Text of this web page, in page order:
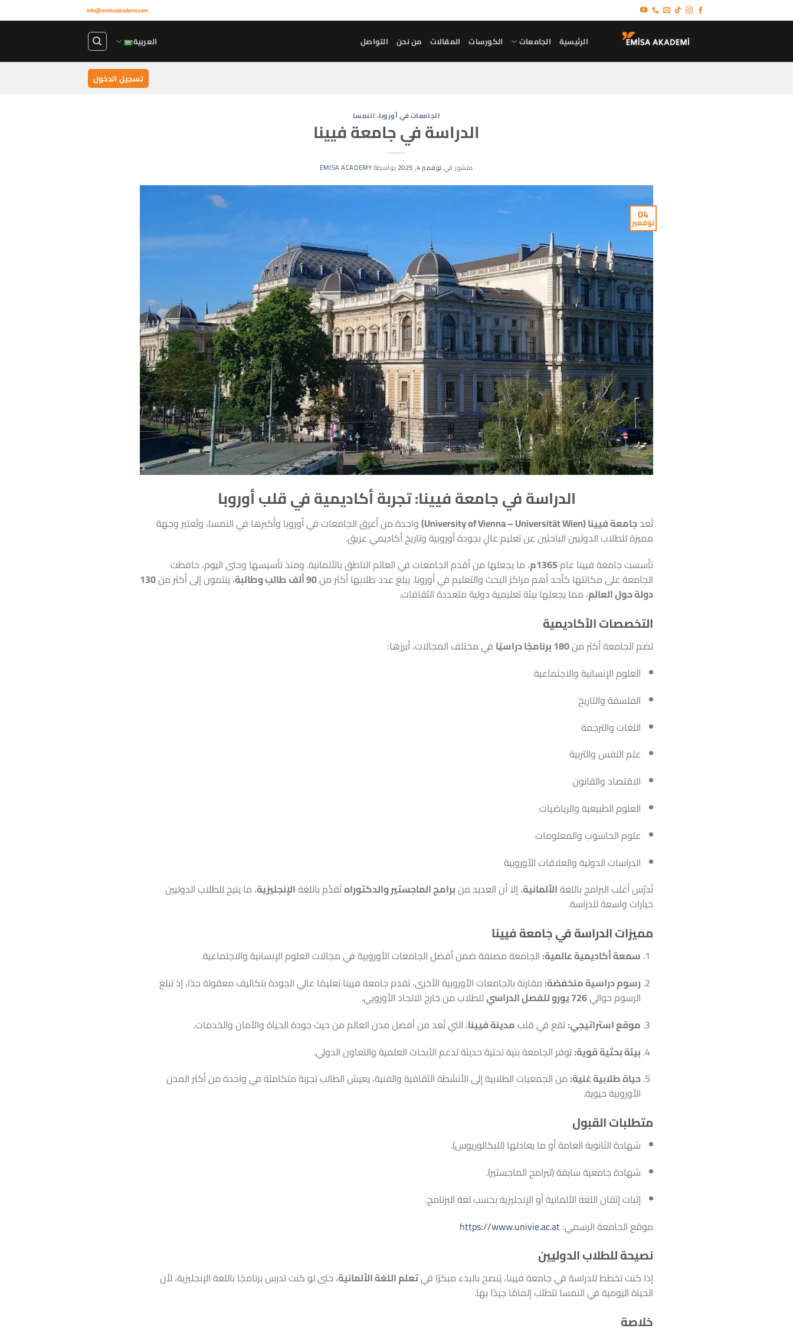
للمحتوى
info@emisaakademi.com
الرئيسية الجامعات الكورسات المقالات من نحن التواصل العربية
تسجيل الدخول
الجامعات في أوروبا،النمسا
الدراسة في جامعة فيينا
منشور في نوفمبر 4, 2025 بواسطةEMISA ACADEMY
04
نوفمبر
الدراسة في جامعة فيينا: تجربة أكاديمية في قلب أوروبا
تُعدجامعة فيينا (University of Vienna – Universität Wien)
واحدة من أعرق الجامعات في أوروبا وأكبرها في النمسا، وتُعتبر وجهة
مميزة للطلاب الدوليين الباحثين عن تعليم عالٍ بجودة أوروبية وتاريخ أكاديمي عريق.
تأسست جامعة فيينا عام1365م ، ما يجعلها من أقدم الجامعات في العالم الناطق بالألمانية. ومنذ تأسيسها وحتى اليوم، حافظت
الجامعة على مكانتها كأحد أهم مراكز البحث والتعليم في أوروبا. يبلغ عدد طلابها أكثر من90 ألف طالب وطالبة ، ينتمون إلى أكثر من130
دولة حول العالم، مما يجعلها بيئة تعليمية دولية متعددة الثقافات.
التخصصات الأكاديمية
تضم الجامعة أكثر من180 برنامجًا دراسيًا
في مختلف المجالات، أبرزها:
العلوم الإنسانية والاجتماعية
الفلسفة والتاريخ
اللغات والترجمة
علم النفس والتربية
الاقتصاد والقانون
العلوم الطبيعية والرياضيات
علوم الحاسوب والمعلومات
الدراسات الدولية والعلاقات الأوروبية
تُدرّس أغلب البرامج باللغةالألمانية، إلا أن العديد منبرامج الماجستير والدكتوراهتُقدَّم باللغةالإنجليزية، ما يتيح للطلاب الدوليين
خيارات واسعة للدراسة.
مميزات الدراسة في جامعة فيينا
سمعة أكاديمية عالمية: الجامعة مصنفة ضمن أفضل الجامعات الأوروبية في مجالات العلوم الإنسانية والاجتماعية.
رسوم دراسية منخفضة: مقارنة بالجامعات الأوروبية الأخرى، تقدم جامعة فيينا تعليمًا عالي الجودة بتكاليف معقولة جدًا، إذ تبلغ
الرسوم حوالي726 يورو للفصل الدراسي
للطلاب من خارج الاتحاد الأوروبي.
موقع استراتيجي:تقع في قلبمدينة فيينا، التي تُعد من أفضل مدن العالم من حيث جودة الحياة والأمان والخدمات.
بيئة بحثية قوية:توفر الجامعة بنية تحتية حديثة لدعم الأبحاث العلمية والتعاون الدولي.
حياة طلابية غنية: من الجمعيات الطلابية إلى الأنشطة الثقافية والفنية، يعيش الطالب تجربة متكاملة في واحدة من أكثر المدن
الأوروبية حيوية.
متطلبات القبول
شهادة الثانوية العامة أو ما يعادلها (للبكالوريوس).
شهادة جامعية سابقة (لبرامج الماجستير).
إثبات إتقان اللغة الألمانية أو الإنجليزية بحسب لغة البرنامج.
موقع الجامعة الرسمي:https://www.univie.ac.at
نصيحة للطلاب الدوليين
إذا كنت تخطط للدراسة في جامعة فيينا، يُنصح بالبدء مبكرًا فيتعلم اللغة الألمانية، حتى لو كنت تدرس برنامجًا باللغة الإنجليزية، لأن
الحياة اليومية في النمسا تتطلب إلمامًا جيدًا بها.
خلاصة